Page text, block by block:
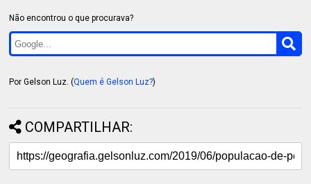
Não encontrou o que procurava?
Por Gelson Luz. (Quem é Gelson Luz?)
COMPARTILHAR: